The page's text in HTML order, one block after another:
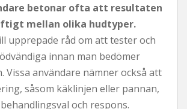
betonar ofta att resultaten
mellan olika hudtyper.
upprepade råd om att tester och
innan man bedömer
Vissa användare nämner också att
såsom käklinjen eller pannan,
och respons.